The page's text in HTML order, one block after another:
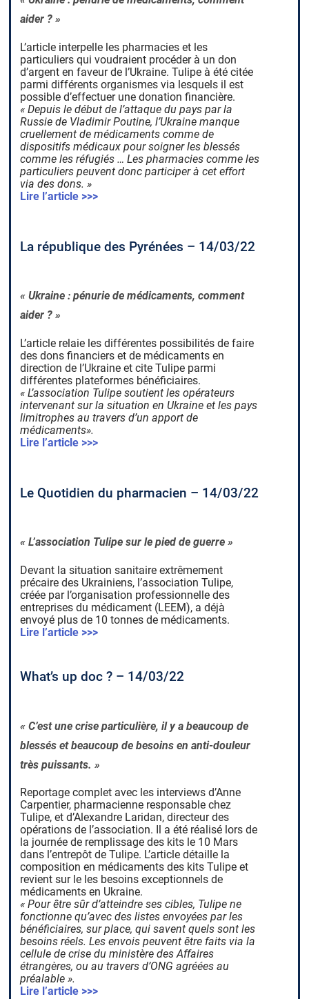
aider ? »
L’article interpelle les pharmacies et les
particuliers qui voudraient procéder à un don
d’argent en faveur de l’Ukraine. Tulipe à été citée
parmi différents organismes via lesquels il est
possible d’effectuer une donation financière.
« Depuis le début de l’attaque du pays par la
Russie de Vladimir Poutine, l’Ukraine manque
cruellement de médicaments comme de
dispositifs médicaux pour soigner les blessés
comme les réfugiés … Les pharmacies comme les
particuliers peuvent donc participer à cet effort
via des dons. »
Lire l’article >>>
La république des Pyrénées – 14/03/22
« Ukraine : pénurie de médicaments, comment
aider ? »
L’article relaie les différentes possibilités de faire
des dons financiers et de médicaments en
direction de l’Ukraine et cite Tulipe parmi
différentes plateformes bénéficiaires.
« L’association Tulipe soutient les opérateurs
intervenant sur la situation en Ukraine et les pays
limitrophes au travers d’un apport de
médicaments».
Lire l’article >>>
Le Quotidien du pharmacien – 14/03/22
« L’association Tulipe sur le pied de guerre »
Devant la situation sanitaire extrêmement
précaire des Ukrainiens, l’association Tulipe,
créée par l’organisation professionnelle des
entreprises du médicament (LEEM), a déjà
envoyé plus de 10 tonnes de médicaments.
Lire l’article >>>
What’s up doc ? – 14/03/22
« C’est une crise particulière, il y a beaucoup de
blessés et beaucoup de besoins en anti-douleur
très puissants. »
Reportage complet avec les interviews d’Anne
Carpentier, pharmacienne responsable chez
Tulipe, et d’Alexandre Laridan, directeur des
opérations de l’association. Il a été réalisé lors de
la journée de remplissage des kits le 10 Mars
dans l’entrepôt de Tulipe. L’article détaille la
composition en médicaments des kits Tulipe et
revient sur le les besoins exceptionnels de
médicaments en Ukraine.
« Pour être sûr d’atteindre ses cibles, Tulipe ne
fonctionne qu’avec des listes envoyées par les
bénéficiaires, sur place, qui savent quels sont les
besoins réels. Les envois peuvent être faits via la
cellule de crise du ministère des Affaires
étrangères, ou au travers d’ONG agréées au
préalable ».
Lire l’article >>>